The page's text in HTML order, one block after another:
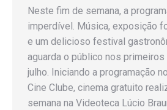
Neste fim de semana, a
imperdível. Música, exposição
e um delicioso festival
aguarda o público nos
julho. Iniciando a programação
Cine Clube, cinema gratuito
semana na Videoteca Lúcio